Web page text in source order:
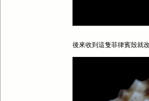
後來收到這隻菲律賓殼就